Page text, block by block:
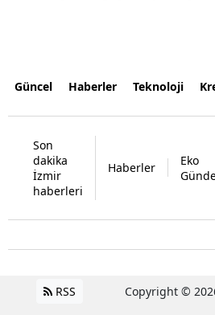
Güncel Haberler Teknoloji
Son
dakika
İzmir
haberleri
Haberler
Eko
RSS Copyright ©